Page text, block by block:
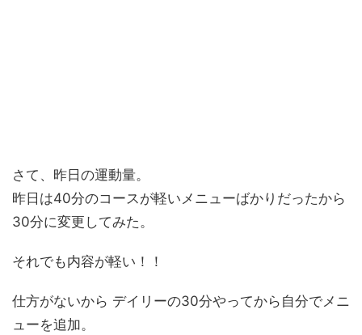
さて、昨日の運動量。
昨日は40分のコースが軽いメニューばかりだったから
30分に変更してみた。
それでも内容が軽い！！
仕方がないから デイリーの30分やってから自分でメニ
ューを追加。